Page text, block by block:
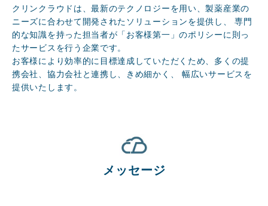
クリンクラウドは、最新のテクノロジーを用い、製薬産業の
ニーズに合わせて開発されたソリューションを提供し、 専門
的な知識を持った担当者が「お客様第一」のポリシーに則っ
たサービスを行う企業です。
お客様により効率的に目標達成していただくため、多くの提
携会社、協力会社と連携し、きめ細かく、 幅広いサービスを
提供いたします。
メッセージ